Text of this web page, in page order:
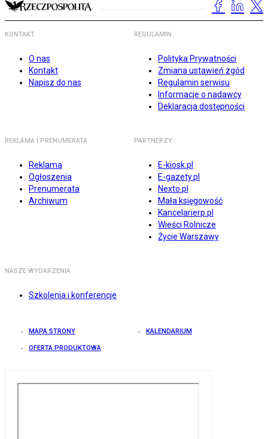
KONTAKT
O nas
Kontakt
Napisz do nas
REGULAMIN
Polityka Prywatności
Zmiana ustawień zgód
Regulamin serwisu
Informacje o nadawcy
Deklaracja dostępności
REKLAMA I PRENUMERATA
Reklama
Ogłoszenia
Prenumerata
Archiwum
PARTNERZY
E-kiosk.pl
E-gazety.pl
Nexto.pl
Mała księgowość
Kancelarierp.pl
Wieści Rolnicze
Życie Warszawy
NASZE WYDARZENIA
Szkolenia i konferencje
MAPA STRONY KALENDARIUM
OFERTA PRODUKTOWA